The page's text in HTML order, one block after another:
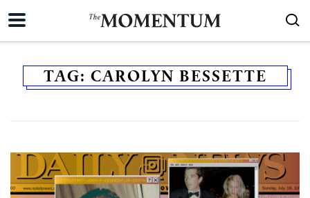
TAG: CAROLYN BESSETTE